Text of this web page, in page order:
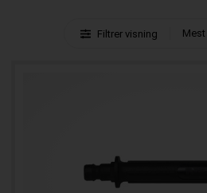
Filtrer visning